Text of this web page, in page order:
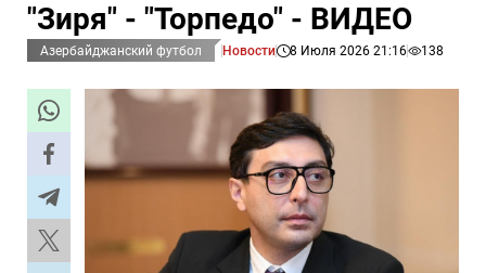
"Зиря" - "Торпедо" - ВИДЕО
Азербайджанский футбол Новости 8 Июля 2026 21:16 138